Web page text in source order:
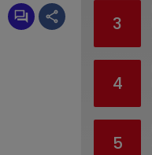
3
4
5